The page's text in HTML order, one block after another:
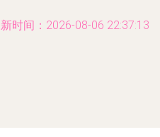
时间：2026-08-06 22:37:13